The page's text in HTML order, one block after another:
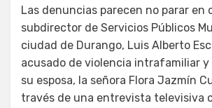
Las denuncias parecen no parar en
subdirector de Servicios Públicos
ciudad de Durango, Luis Alberto
acusado de violencia intrafamiliar y
su esposa, la señora Flora Jazmín
través de una entrevista televisiva